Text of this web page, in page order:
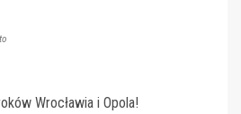
Wrocławia i Opola!